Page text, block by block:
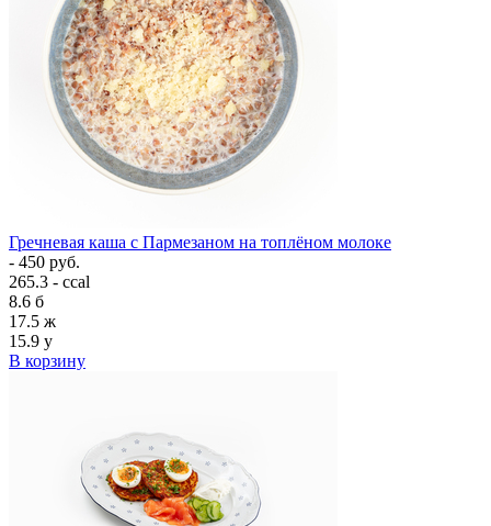
Гречневая каша с Пармезаном на топлёном молоке
- 450 руб.
265.3 - ccal
8.6 б
17.5 ж
15.9 у
В корзину